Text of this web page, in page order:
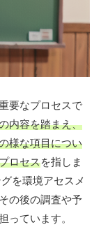
要なプロセスで
内容を踏まえ、
様な項目につい
ロセスを指しま
を環境アセスメ
の後の調査や予
っています。